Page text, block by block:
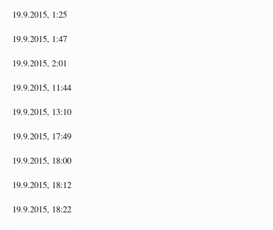
19.9.2015, 1:25
19.9.2015, 1:47
19.9.2015, 2:01
19.9.2015, 11:44
19.9.2015, 13:10
19.9.2015, 17:49
19.9.2015, 18:00
19.9.2015, 18:12
19.9.2015, 18:22